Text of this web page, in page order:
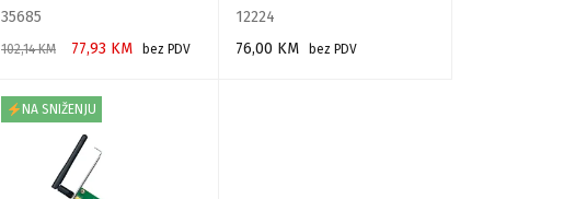
35685
102,14KM 77,93 KM
bez PDV
12224
76,00 KM
bez PDV
NA SNIŽENJU